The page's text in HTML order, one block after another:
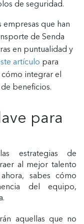
de seguridad.
empresas que han
de Senda
en puntualidad y
artículo para
integrar el
beneficios.
para
estrategias de
al mejor talento
sabes cómo
del equipo,
aquellas que no